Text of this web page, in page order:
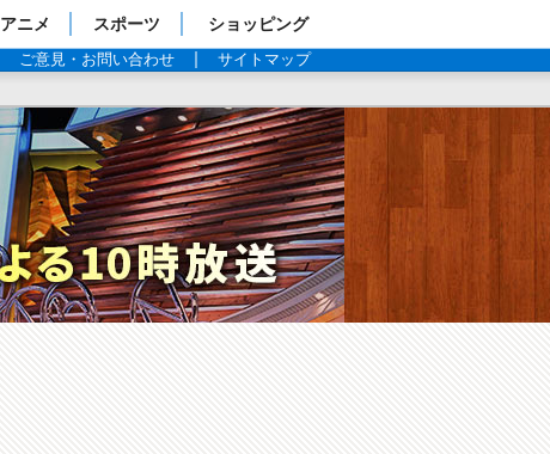
アニメ スポーツ ショッピング
ご意見・お問い合わせ サイトマップ